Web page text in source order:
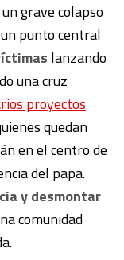
grave colapso
punto central
lanzando
una cruz
proyectos
quedan
en el centro de
del papa.
y desmontar
comunidad